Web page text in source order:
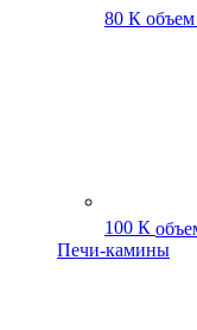
80 К
100 К
Печи-камины